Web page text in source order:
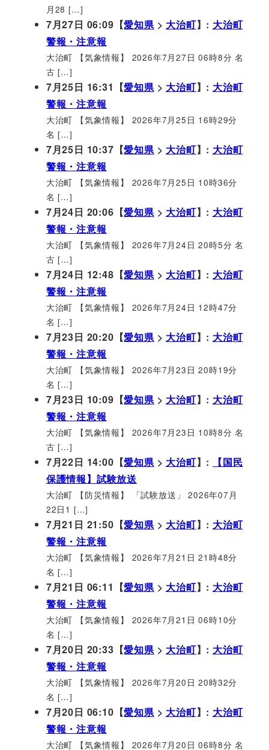
月28 […]
7月27日 06:09【愛知県> 大治町】: 大治町
警報・注意報
大治町 【気象情報】 2026年7月27日 06時8分 名
古 […]
7月25日 16:31【愛知県> 大治町】: 大治町
警報・注意報
大治町 【気象情報】 2026年7月25日 16時29分
名 […]
7月25日 10:37【愛知県> 大治町】: 大治町
警報・注意報
大治町 【気象情報】 2026年7月25日 10時36分
名 […]
7月24日 20:06【愛知県> 大治町】: 大治町
警報・注意報
大治町 【気象情報】 2026年7月24日 20時5分 名
古 […]
7月24日 12:48【愛知県> 大治町】: 大治町
警報・注意報
大治町 【気象情報】 2026年7月24日 12時47分
名 […]
7月23日 20:20【愛知県> 大治町】: 大治町
警報・注意報
大治町 【気象情報】 2026年7月23日 20時19分
名 […]
7月23日 10:09【愛知県> 大治町】: 大治町
警報・注意報
大治町 【気象情報】 2026年7月23日 10時8分 名
古 […]
7月22日 14:00【愛知県> 大治町】:
【国民
保護情報】試験放送
大治町 【防災情報】 「試験放送」 2026年07月
22日1 […]
7月21日 21:50【愛知県> 大治町】: 大治町
警報・注意報
大治町 【気象情報】 2026年7月21日 21時48分
名 […]
7月21日 06:11【愛知県> 大治町】: 大治町
警報・注意報
大治町 【気象情報】 2026年7月21日 06時10分
名 […]
7月20日 20:33【愛知県> 大治町】: 大治町
警報・注意報
大治町 【気象情報】 2026年7月20日 20時32分
名 […]
7月20日 06:10【愛知県> 大治町】: 大治町
警報・注意報
大治町 【気象情報】 2026年7月20日 06時8分 名